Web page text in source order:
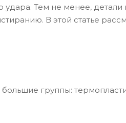
Тем не менее, детали
В этой статье
группы: